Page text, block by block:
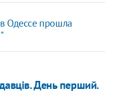
Одессе прошла
День перший.